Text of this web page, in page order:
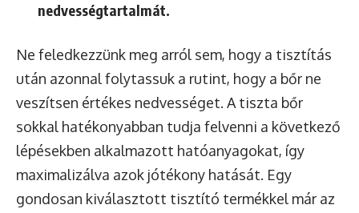
nedvességtartalmát.
Ne feledkezzünk meg arról sem, hogy a tisztítás
után azonnal folytassuk a rutint, hogy a bőr ne
veszítsen értékes nedvességet. A tiszta bőr
sokkal hatékonyabban tudja felvenni a következő
lépésekben alkalmazott hatóanyagokat, így
maximalizálva azok jótékony hatását. Egy
gondosan kiválasztott tisztító termékkel már az